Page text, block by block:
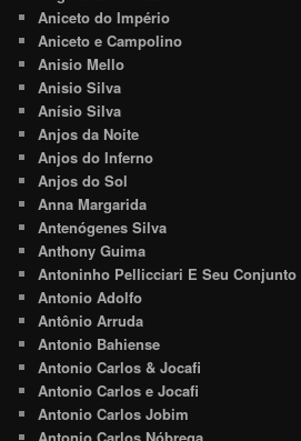
Aniceto do Império
Aniceto e Campolino
Anisio Mello
Anisio Silva
Anísio Silva
Anjos da Noite
Anjos do Inferno
Anjos do Sol
Anna Margarida
Antenógenes Silva
Anthony Guima
Antoninho Pellicciari E Seu Conjunto
Antonio Adolfo
Antônio Arruda
Antonio Bahiense
Antonio Carlos & Jocafi
Antonio Carlos e Jocafi
Antonio Carlos Jobim